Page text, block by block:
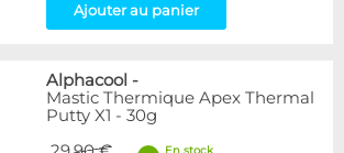
Ajouter au panier
Alphacool -
Mastic Thermique Apex Thermal
Putty X1 - 30g
En stock